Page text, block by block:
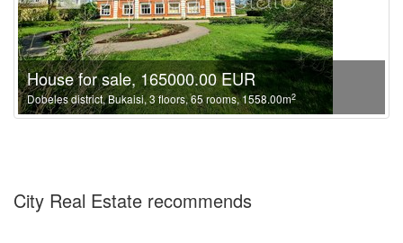
House for sale, 165000.00 EUR
Dobeles district, Bukaisi, 3 floors, 65 rooms, 1558.00m2
City Real Estate recommends